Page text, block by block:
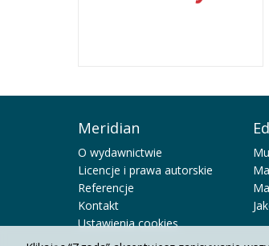
Meridian
O wydawnictwie
Licencje i prawa autorskie
Referencje
Kontakt
Ustawienia cookies